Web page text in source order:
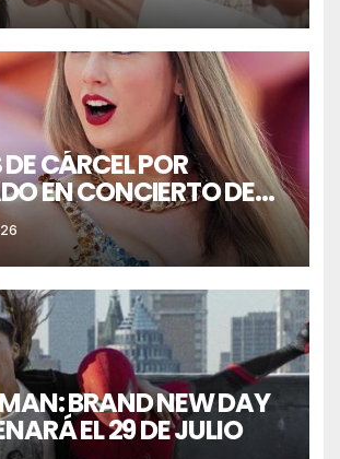
CÁRCEL POR
EN CONCIERTO DE
BRAND NEW DAY
EL 29 DE JULIO